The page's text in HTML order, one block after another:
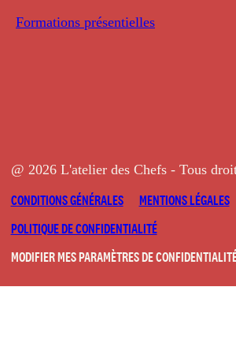
Formations présentielles
@ 2026 L'atelier des Chefs - Tous
CONDITIONS GÉNÉRALES
MENTIONS LÉGALES
POLITIQUE DE CONFIDENTIALITÉ
MODIFIER MES PARAMÈTRES DE